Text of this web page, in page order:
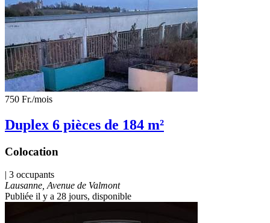
750 Fr./mois
Duplex 6 pièces de 184 m²
Colocation
| 3 occupants
Lausanne, Avenue de Valmont
Publiée il y a 28 jours, disponible